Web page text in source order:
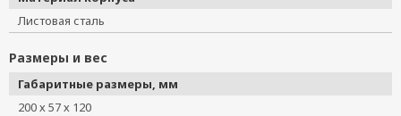
Листовая сталь
Размеры и вес
Габаритные размеры, мм
200 х 57 х 120